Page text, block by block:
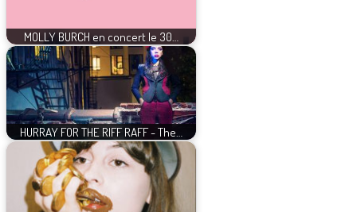
MOLLY BURCH en concert le 30…
HURRAY FOR THE RIFF RAFF - The…